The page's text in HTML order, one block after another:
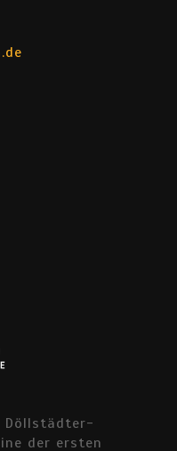
Döllstädter-
der ersten